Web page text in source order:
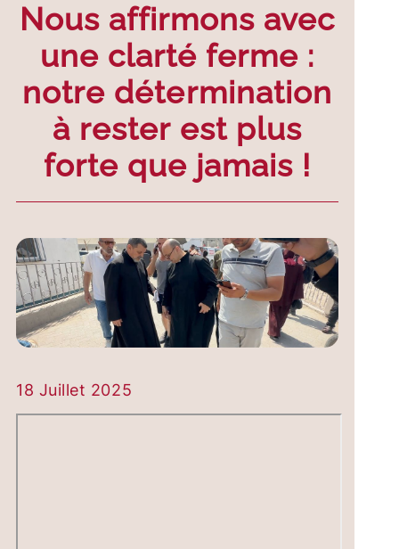
Nous affirmons avec
une clarté ferme :
notre détermination
à rester est plus
forte que jamais !
18 Juillet 2025